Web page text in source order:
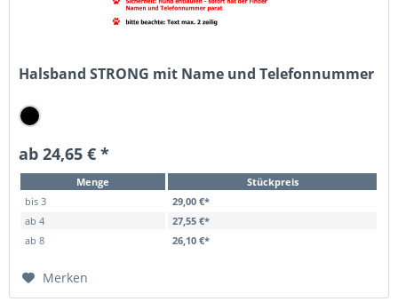
Halsband STRONG mit Name und Telefonnummer
ab 24,65 € *
Menge
Stückpreis
bis 3
29,00 €*
ab 4
27,55 €*
ab 8 26,10 €*
Merken